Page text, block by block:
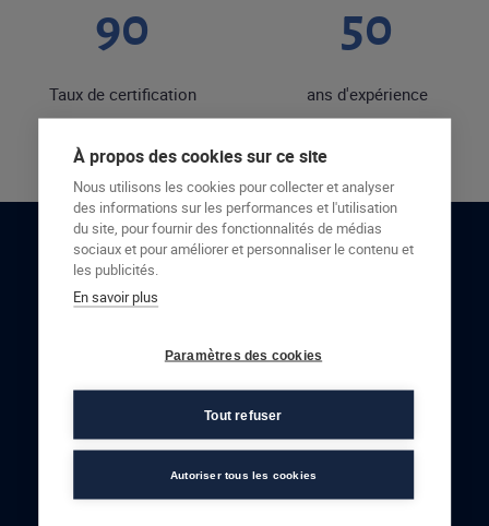
90
Taux de certification
50
ans d'expérience
RESTONS EN CONTACT
À propos des cookies sur ce site
Nous utilisons les cookies pour collecter et analyser
des informations sur les performances et l'utilisation
du site, pour fournir des fonctionnalités de médias
sociaux et pour améliorer et personnaliser le contenu et
les publicités.
En savoir plus
Paramètres des cookies
Tout refuser
Autoriser tous les cookies